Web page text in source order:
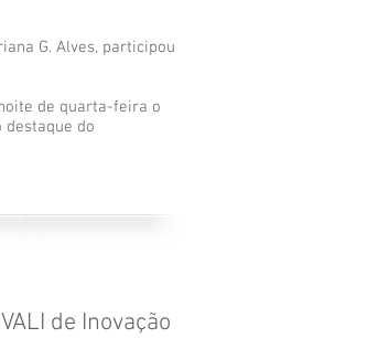
G. Alves, participou
de quarta-feira o
do
de Inovação